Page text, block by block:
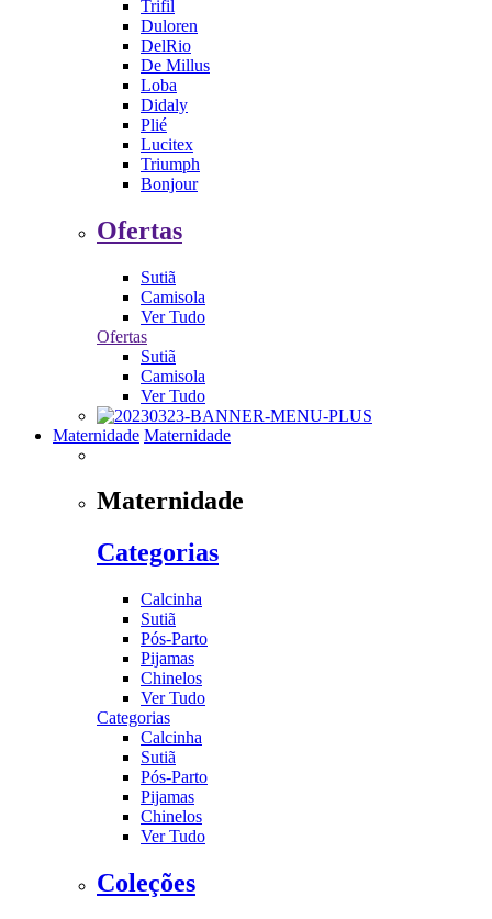
Trifil
Duloren
DelRio
De Millus
Loba
Didaly
Plié
Lucitex
Triumph
Bonjour
Ofertas
Sutiã
Camisola
Ver Tudo
Ofertas
Sutiã
Camisola
Ver Tudo
Maternidade Maternidade
Maternidade
Categorias
Calcinha
Sutiã
Pós-Parto
Pijamas
Chinelos
Ver Tudo
Categorias
Calcinha
Sutiã
Pós-Parto
Pijamas
Chinelos
Ver Tudo
Coleções